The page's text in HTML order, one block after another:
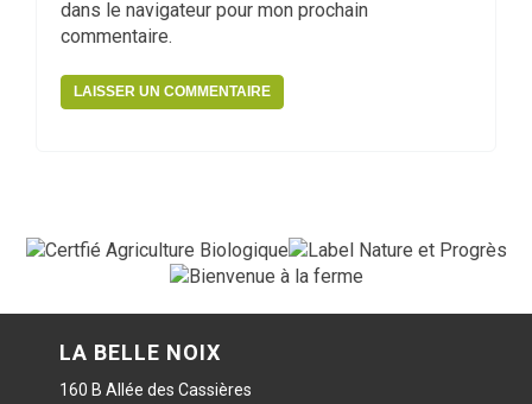
dans le navigateur pour mon prochain
commentaire.
LA BELLE NOIX
160 B Allée des Cassières